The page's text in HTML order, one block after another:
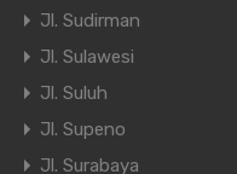
Jl. Sudirman
Jl. Sulawesi
Jl. Suluh
Jl. Supeno
Jl. Surabaya